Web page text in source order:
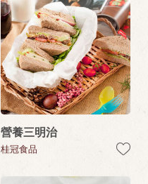
營養三明治
桂冠食品